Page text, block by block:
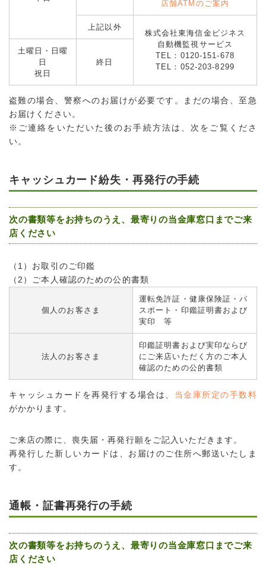
店舗ATMのご案内
上記以外
株式会社東海信金ビジネス
自動機監視サービス
TEL：0120-151-678
TEL：052-203-8299
土曜日・日曜
日
祝日
終日
盗難の場合、警察へのお届けが必要です。まだの場合、至急
お届けください。
※ご連絡をいただいた後のお手続方法は、次をご覧くださ
い。
キャッシュカード紛失・再発行の手続
次の書類等をお持ちのうえ、最寄りの当金庫窓口までご来
店ください
（1）お取引のご印鑑
（2）ご本人確認のための公的書類
個人のお客さま
運転免許証・健康保険証・パ
スポート・印鑑証明書および
実印 等
法人のお客さま
印鑑証明書および実印ならび
にご来店いただく方のご本人
確認のための公的書類
キャッシュカードを再発行する場合は、 当金庫所定の手数料
がかかります。
ご来店の際に、喪失届・再発行願をご記入いただきます。
再発行した新しいカードは、お届けのご住所へ郵送いたしま
す。
通帳・証書再発行の手続
次の書類等をお持ちのうえ、最寄りの当金庫窓口までご来
店ください